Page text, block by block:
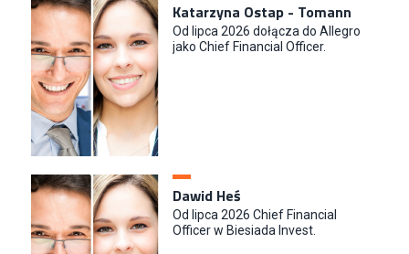
Katarzyna Ostap - Tomann
Od lipca 2026 dołącza do Allegro
jako Chief Financial Officer.
Dawid Heś
Od lipca 2026 Chief Financial
Officer w Biesiada Invest.